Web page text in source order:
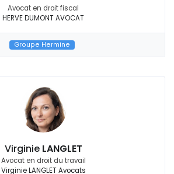
Avocat en droit fiscal
HERVE DUMONT AVOCAT
Groupe Hermine
Virginie LANGLET
Avocat en droit du travail
Virginie LANGLET Avocats